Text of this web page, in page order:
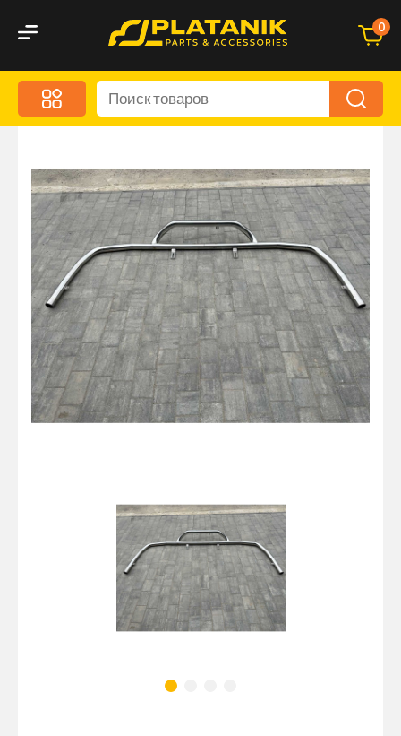
0
Меню
Акционные предложения
Дорожная кухня
Автохимия и уход
Оптика и светотехника
Брызговики
Запчасти кузова и зеркала
Малый коммерческий транспорт
Маркировочные знаки и светоотражатели
Пневматические соединения
Оснащение прицепов
Автономное отопление и
кондиционировани
Стяжные ремни и тросы